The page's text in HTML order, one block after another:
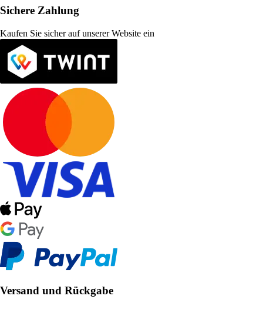
Sichere Zahlung
Kaufen Sie sicher auf unserer Website ein
Versand und Rückgabe